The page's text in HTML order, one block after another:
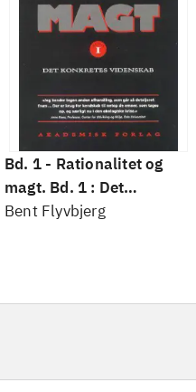
Bd. 1 - Rationalitet og
magt. Bd. 1 : Det
konkretes videnskab
Bent Flyvbjerg